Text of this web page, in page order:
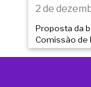
2 de
Proposta da
Comissão de